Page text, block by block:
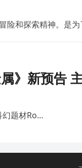
险和探索精神。是
》新预告
幻题材Ro…